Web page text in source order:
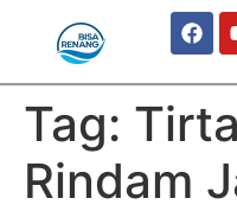
Tag:
Rindam